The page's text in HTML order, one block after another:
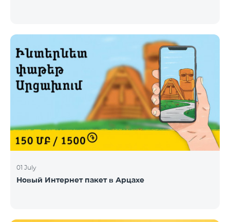
01 July
Новый Интернет пакет в Арцахе